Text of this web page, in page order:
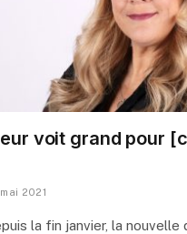
voit grand pour
2021
la fin janvier, la nouvelle